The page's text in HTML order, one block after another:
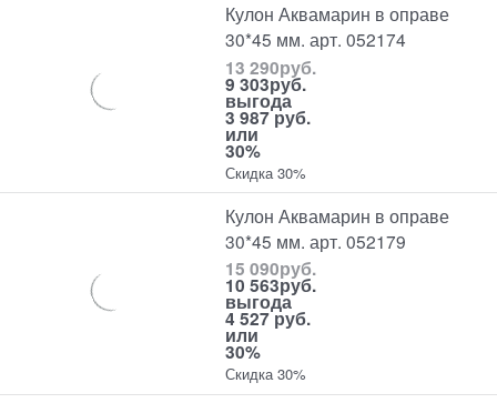
Кулон Аквамарин в оправе
30*45 мм. арт. 052174
13 290руб.
9 303руб.
выгода
3 987 руб.
или
30%
Скидка 30%
Кулон Аквамарин в оправе
30*45 мм. арт. 052179
15 090руб.
10 563руб.
выгода
4 527 руб.
или
30%
Скидка 30%